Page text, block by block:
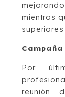
mientras
Por
reunión